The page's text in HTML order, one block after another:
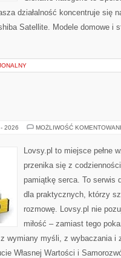
działalność koncentruje się
Satellite. Modele domowe i
2026 MOŻLIWOŚĆ
Lovsy.pl to miejsce pełne
przenika się z
pamiątkę serca. To serwis
dla praktycznych, którzy
rozmowę. Lovsy.pl nie
miłość – zamiast tego
wymiany myśli, z wybaczania i
Własnej Wartości i